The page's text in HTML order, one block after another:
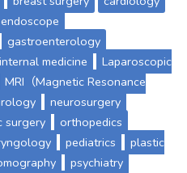
endoscope
gastroenterology
internal medicine
Laparoscopic
MRI（Magnetic Resonance
neurosurgery
surgery
orthopedics
pediatrics
plastic
psychiatry